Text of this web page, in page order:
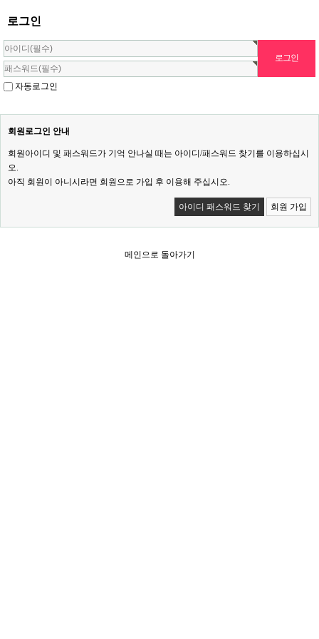
로그인
자동로그인
회원로그인 안내
회원아이디 및 패스워드가 기억 안나실 때는 아이디/패스워드 찾기를 이용하십시
오.
아직 회원이 아니시라면 회원으로 가입 후 이용해 주십시오.
아이디 패스워드 찾기 회원 가입
메인으로 돌아가기